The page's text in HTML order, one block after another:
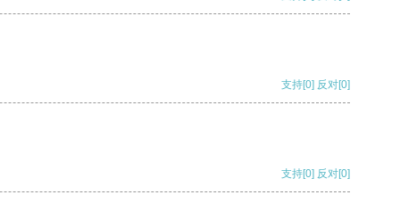
支持[0] 反对[0]
支持[0] 反对[0]